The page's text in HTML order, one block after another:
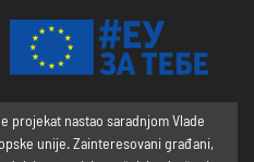
projekat nastao saradnjom Vlade
unije. Zainteresovani građani,